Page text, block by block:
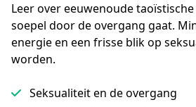
Leer over eeuwenoude
soepel door de overgang gaat.
energie en een frisse blik op
worden.
Seksualiteit en de overgang